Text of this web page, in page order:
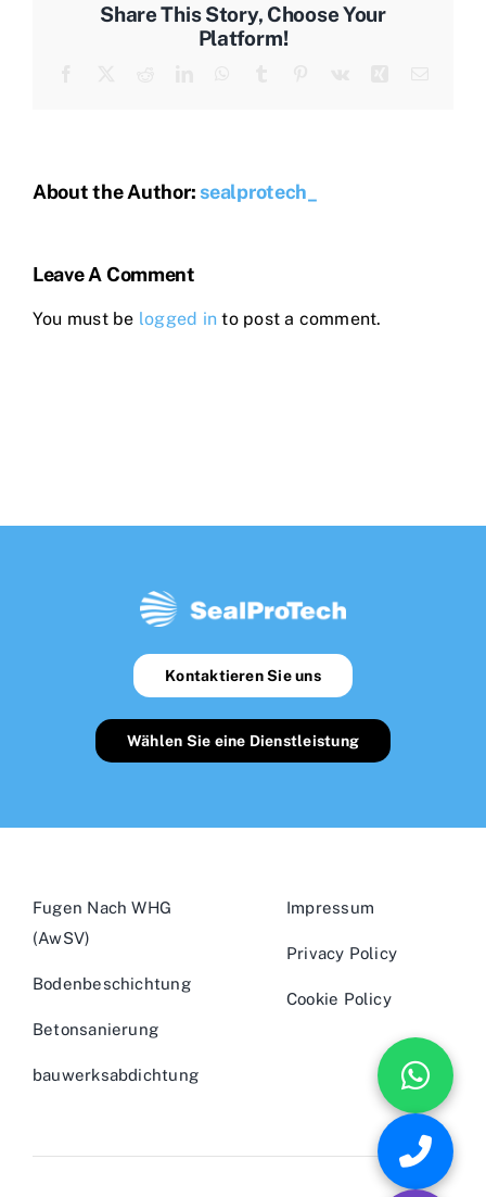
Share This Story, Choose Your
Platform!
About the Author:sealprotech_
Leave A Comment
You must be logged in to post a comment.
Kontaktieren Sie uns
Wählen Sie eine Dienstleistung
Fugen Nach WHG
(AwSV)
Bodenbeschichtung
Betonsanierung
bauwerksabdichtung
Impressum
Privacy Policy
Cookie Policy